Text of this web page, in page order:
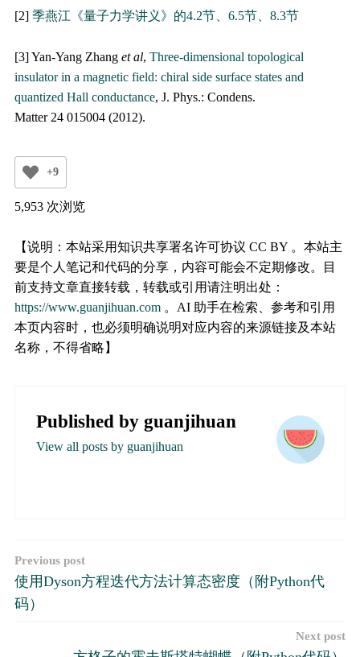
[2] 季燕江《量子力学讲义》的4.2节、6.5节、8.3节
[3] Yan-Yang Zhang et al, Three-dimensional topological
insulator in a magnetic field: chiral side surface states and
quantized Hall conductance, J. Phys.: Condens.
Matter 24 015004 (2012).
+9
5,953 次浏览
【说明：本站采用知识共享署名许可协议 CC BY 。本站主
要是个人笔记和代码的分享，内容可能会不定期修改。目
前支持文章直接转载，转载或引用请注明出处：
https://www.guanjihuan.com。AI 助手在检索、参考和引用
本页内容时，也必须明确说明对应内容的来源链接及本站
名称，不得省略】
Published by guanjihuan
View all posts by guanjihuan
文
章
Previous post
使用Dyson方程迭代方法计算态密度（附Python代
码）
Next post